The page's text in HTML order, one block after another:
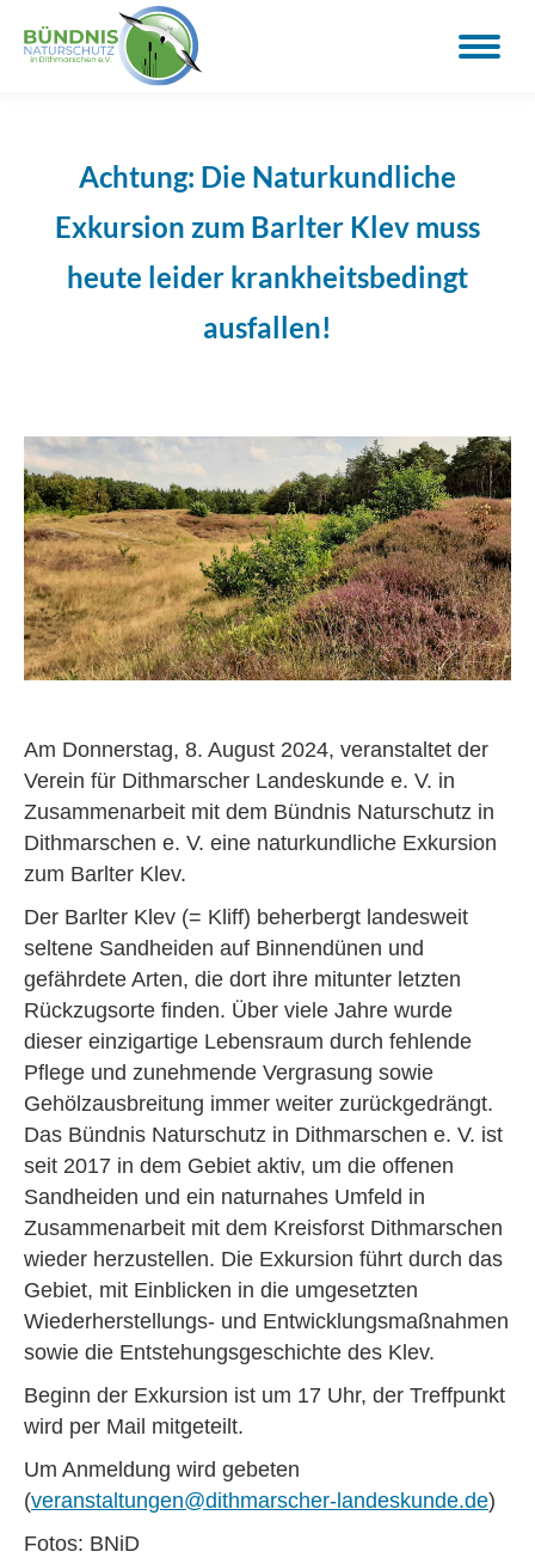
Achtung: Die Naturkundliche
Exkursion zum Barlter Klev muss
heute leider krankheitsbedingt
ausfallen!
Am Donnerstag, 8. August 2024, veranstaltet der
Verein für Dithmarscher Landeskunde e. V. in
Zusammenarbeit mit dem Bündnis Naturschutz in
Dithmarschen e. V. eine naturkundliche Exkursion
zum Barlter Klev.
Der Barlter Klev (= Kliff) beherbergt landesweit
seltene Sandheiden auf Binnendünen und
gefährdete Arten, die dort ihre mitunter letzten
Rückzugsorte finden. Über viele Jahre wurde
dieser einzigartige Lebensraum durch fehlende
Pflege und zunehmende Vergrasung sowie
Gehölzausbreitung immer weiter zurückgedrängt.
Das Bündnis Naturschutz in Dithmarschen e. V. ist
seit 2017 in dem Gebiet aktiv, um die offenen
Sandheiden und ein naturnahes Umfeld in
Zusammenarbeit mit dem Kreisforst Dithmarschen
wieder herzustellen. Die Exkursion führt durch das
Gebiet, mit Einblicken in die umgesetzten
Wiederherstellungs- und Entwicklungsmaßnahmen
sowie die Entstehungsgeschichte des Klev.
Beginn der Exkursion ist um 17 Uhr, der Treffpunkt
wird per Mail mitgeteilt.
Um Anmeldung wird gebeten
(veranstaltungen@dithmarscher-landeskunde.de)
Fotos: BNiD